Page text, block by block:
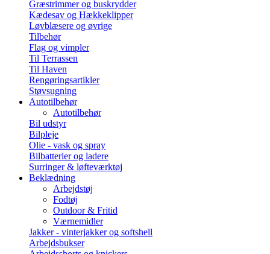
Græstrimmer og buskrydder
Kædesav og Hækkeklipper
Løvblæsere og øvrige
Tilbehør
Flag og vimpler
Til Terrassen
Til Haven
Rengøringsartikler
Støvsugning
Autotilbehør
Autotilbehør
Bil udstyr
Bilpleje
Olie - vask og spray
Bilbatterier og ladere
Surringer & løfteværktøj
Beklædning
Arbejdstøj
Fodtøj
Outdoor & Fritid
Værnemidler
Jakker - vinterjakker og softshell
Arbejdsbukser